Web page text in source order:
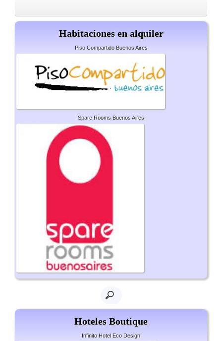
Habitaciones en alquiler
Piso Compartido Buenos Aires
Spare Rooms Buenos Aires
Hoteles Boutique
Infinito Hotel Eco Design